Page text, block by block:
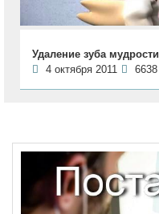
Удаление зуба мудрости
4 октября 2011
6638